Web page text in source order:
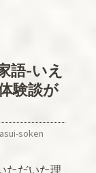
語-いえ
験談が
soken
ただいた理